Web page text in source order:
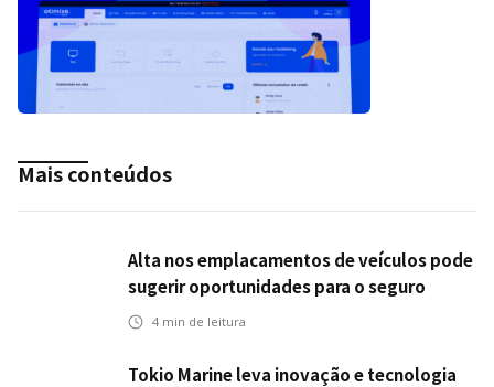
Mais conteúdos
Alta nos emplacamentos de veículos pode
sugerir oportunidades para o seguro
automotivo
4 min de leitura
Tokio Marine leva inovação e tecnologia